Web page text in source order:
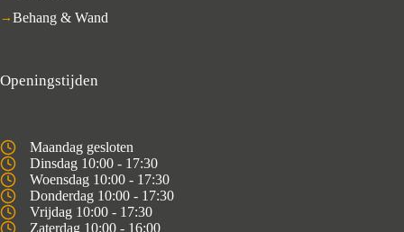
Behang & Wand
Openingstijden
Maandag gesloten
Dinsdag 10:00 - 17:30
Woensdag 10:00 - 17:30
Donderdag 10:00 - 17:30
Vrijdag 10:00 - 17:30
Zaterdag 10:00 - 16:00